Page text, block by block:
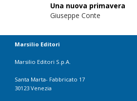
Una nuova primavera
Giuseppe Conte
Marsilio Editori
Marsilio Editori S.p.A.
Santa Marta- Fabbricato 17
30123 Venezia